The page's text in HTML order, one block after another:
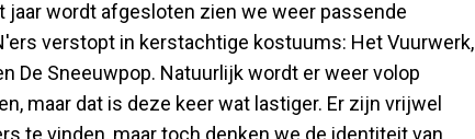
jaar wordt afgesloten zien we weer passende
verstopt in kerstachtige kostuums: Het Vuurwerk,
De Sneeuwpop. Natuurlijk wordt er weer volop
maar dat is deze keer wat lastiger. Er zijn vrijwel
te vinden, maar toch denken we de identiteit van